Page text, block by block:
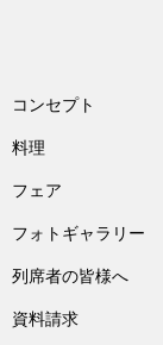
コンセプト
料理
フェア
フォトギャラリー
列席者の皆様へ
資料請求